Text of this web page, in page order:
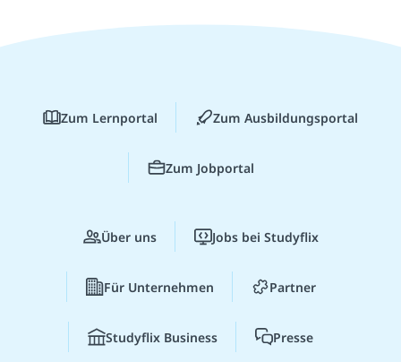
Zum Lernportal Zum Ausbildungsportal
Zum Jobportal
Über uns Jobs bei Studyflix
Für Unternehmen Partner
Studyflix Business Presse